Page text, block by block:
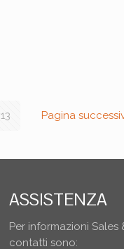
13 Pagina
ASSISTENZA
Per informazioni Sales
contatti sono: